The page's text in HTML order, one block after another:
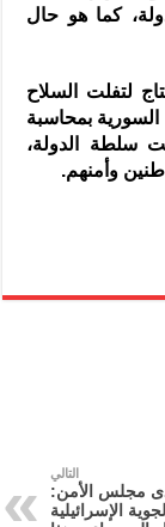
كما هو حال
لتفلت السلاح
السورية بمحاسبة
سلطة الدولة،
وأمنهم.
التالي
مجلس الأمن:
الإسرائيلية